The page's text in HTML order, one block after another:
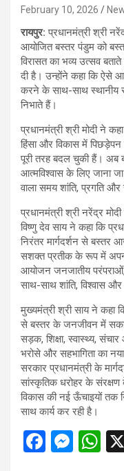
February 10, 2026
रायपुर:प्रधानमंत्री श्री
आयोजित बस्तर पंडुम को
विरासत का भव्य उत्सव
दी है। उन्होंने कहा कि ऐसे
करने के साथ-साथ स्थानीय
निभाते हैं।
प्रधानमंत्री श्री मोदी ने
हिंसा और विकास में
पूरी तरह बदल चुकी हैं। अब
आत्मविश्वास के लिए जाना
वाला समय शांति, प्रगति और
प्रधानमंत्री श्री नरेंद्र
विष्णु देव साय ने कहा कि
निरंतर मार्गदर्शन से बस्तर
सशक्त प्रतीक के रूप में
आयोजन जनजातीय
साथ-साथ शांति, विश्वास
मुख्यमंत्री श्री साय ने कहा
से बस्तर के जनजीवन में
सड़क, शिक्षा, स्वास्थ्य,
भरोसे और सहभागिता का
सरकार प्रधानमंत्री के
सांस्कृतिक धरोहर के
विकास की नई ऊँचाइयों तक
साथ कार्य कर रही है।
F
M W